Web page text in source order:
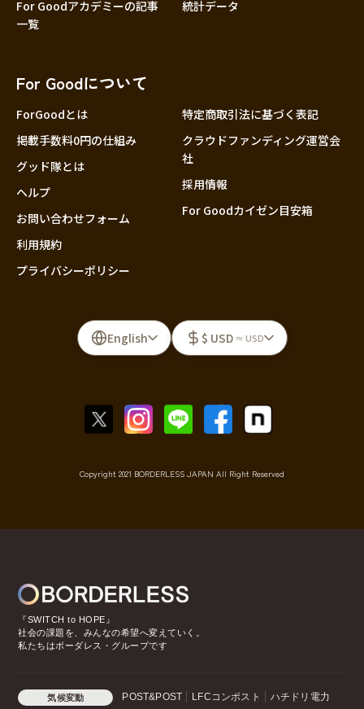
For Goodアカデミーの記事
一覧
統計データ
For Goodについて
ForGoodとは
掲載手数料0円の仕組み
グッド隊とは
ヘルプ
お問い合わせフォーム
利用規約
プライバシーポリシー
特定商取引法に基づく表記
クラウドファンディング運営会
社
採用情報
For Goodカイゼン目安箱
English $ USD ≈ USD
Copyright 2021 BORDERLESS JAPAN All Right Reserved
『SWITCH to HOPE』
社会の課題を、みんなの希望へ変えていく。
私たちはボーダレス・グループです
気候変動 POST&POST LFCコンポスト ハチドリ電力